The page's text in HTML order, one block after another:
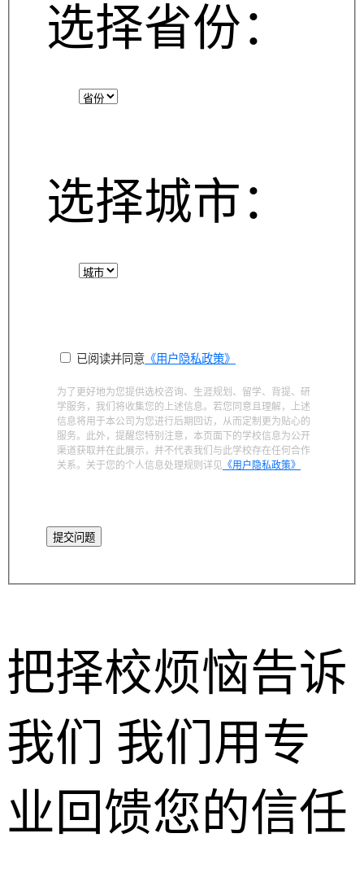
选择省份：
选择城市：
已阅读并同意 《用户隐私政策》
为了更好地为您提供选校咨询、生涯规划、留学、背提、研
学服务，我们将收集您的上述信息。若您同意且理解，上述
信息将用于本公司为您进行后期回访，从而定制更为贴心的
服务。此外，提醒您特别注意，本页面下的学校信息为公开
渠道获取并在此展示，并不代表我们与此学校存在任何合作
关系。关于您的个人信息处理规则详见 《用户隐私政策》
提交问题
把择校烦恼告诉
我们 我们用专
业回馈您的信任